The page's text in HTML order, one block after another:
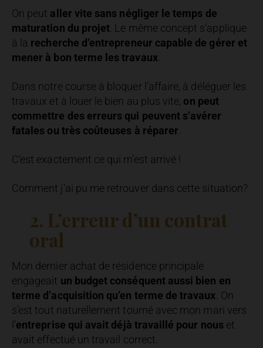
On peut aller vite sans négliger le temps de
maturation du projet . Le même concept s’applique
à la recherche d’entrepreneur capable de gérer et
mener à bon terme les travaux.
Dans notre course à bloquer l’affaire, à déléguer les
travaux et à louer le bien au plus vite, on peut
commettre des erreurs qui peuvent s’avérer
fatales ou très coûteuses à réparer
C’est exactement ce qui m’est arrivé !
Comment j’ai pu me retrouver dans cette situation?
2. L’erreur d’un contrat
oral
Mon dernier achat de résidence principale
engageait un budget conséquent aussi bien en
terme d’acquisition qu’en terme de travaux . On
s’est tout naturellement tourné avec mon mari vers
l’entreprise qui avait déjà travaillé pour nous et
avait effectué un travail correct.